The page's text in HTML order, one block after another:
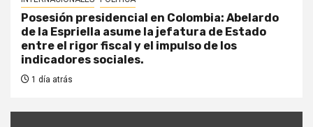
Posesión presidencial en Colombia: Abelardo
de la Espriella asume la jefatura de Estado
entre el rigor fiscal y el impulso de los
indicadores sociales.
1 día atrás